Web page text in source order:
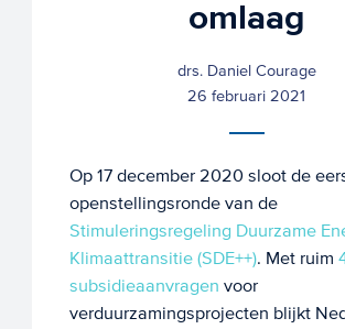
omlaag
drs. Daniel Courage
26 februari 2021
Op 17 december 2020 sloot de
openstellingsronde van de
Stimuleringsregeling Duurzame
Klimaattransitie (SDE++). Met ruim
subsidieaanvragen voor
verduurzamingsprojecten blijkt